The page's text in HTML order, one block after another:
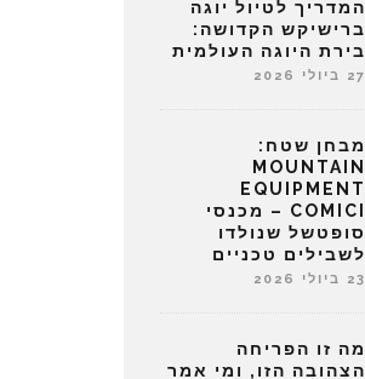
המדריך לטיול יוגה
ברישיקש הקדושה:
בירת היוגה העולמית
27 ביולי 2026
מבחן שטח:
MOUNTAIN
EQUIPMENT
COMICI – מכנסי
סופטשל שנולדו
לשבילים טכניים
23 ביולי 2026
מה זו הפריחה
הצהובה הזו, ומי אמר